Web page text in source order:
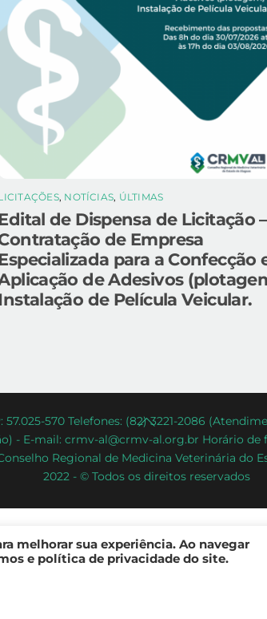
, NOTÍCIAS, ÚLTIMAS
de Dispensa de Licitação –
de Empresa
para a Confecção
de Adesivos
de Película Veicular.
Back
To
Top
57.025-570 Telefones: (82) 3221-2086
- E-mail: crmv-al@crmv-al.org.br Horário de
Regional de Medicina Veterinária do
2022 - © Todos os direitos reservados
melhorar sua experiência. Ao navegar
e política de privacidade do site.